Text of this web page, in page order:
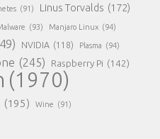
(91) Linus Torvalds (172)
(93) Manjaro Linux (94)
NVIDIA (118) Plasma (94)
(245) Raspberry Pi (142)
(1970)
(195) Wine (91)